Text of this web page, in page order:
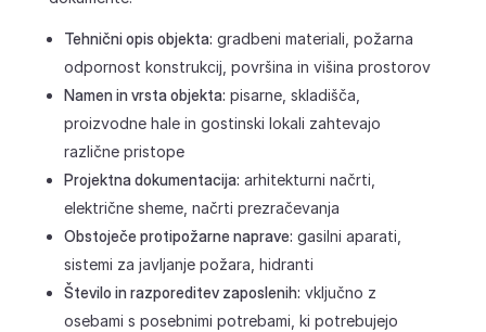
Tehnični opis objekta: gradbeni materiali, požarna
odpornost konstrukcij, površina in višina prostorov
Namen in vrsta objekta: pisarne, skladišča,
proizvodne hale in gostinski lokali zahtevajo
različne pristope
Projektna dokumentacija: arhitekturni načrti,
električne sheme, načrti prezračevanja
Obstoječe protipožarne naprave: gasilni aparati,
sistemi za javljanje požara, hidranti
Število in razporeditev zaposlenih: vključno z
osebami s posebnimi potrebami, ki potrebujejo